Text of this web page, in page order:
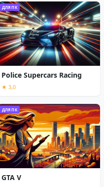
ДЛЯ ПК
Police Supercars Racing
★ 3,0
ДЛЯ ПК
GTA V